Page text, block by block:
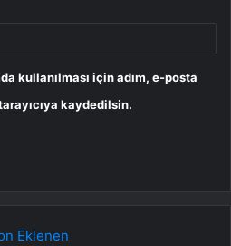
kullanılması için adım, e-posta
kaydedilsin.
Eklenen